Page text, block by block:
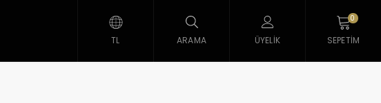
TL
ARAMA ÜYELIK
0
SEPETIM